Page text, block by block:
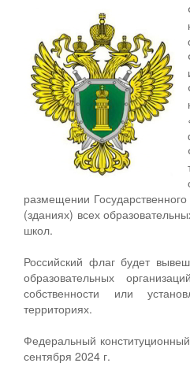
размещении
(зданиях) всех
школ.
Российский флаг будет
образовательных
собственности или
территориях.
Федеральный
сентября 2024 г.